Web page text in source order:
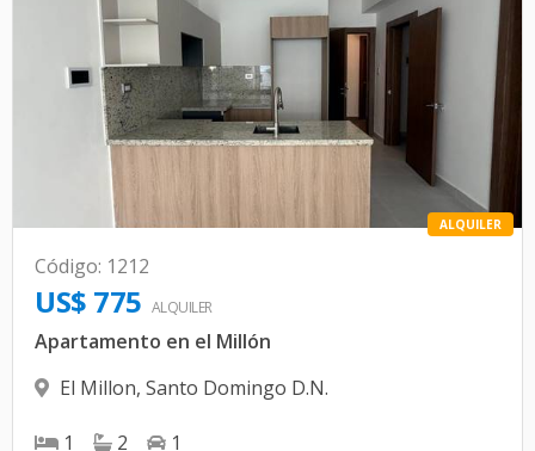
ALQUILER
Código: 1212
US$ 775 ALQUILER
Apartamento en el Millón
El Millon, Santo Domingo D.N.
1 2 1